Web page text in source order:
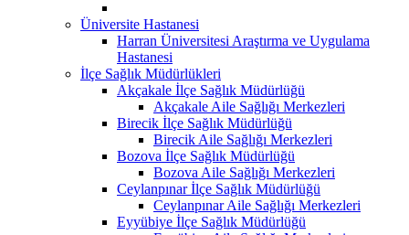
Üniversite Hastanesi
Harran Üniversitesi Araştırma ve Uygulama
Hastanesi
İlçe Sağlık Müdürlükleri
Akçakale İlçe Sağlık Müdürlüğü
Akçakale Aile Sağlığı Merkezleri
Birecik İlçe Sağlık Müdürlüğü
Birecik Aile Sağlığı Merkezleri
Bozova İlçe Sağlık Müdürlüğü
Bozova Aile Sağlığı Merkezleri
Ceylanpınar İlçe Sağlık Müdürlüğü
Ceylanpınar Aile Sağlığı Merkezleri
Eyyübiye İlçe Sağlık Müdürlüğü